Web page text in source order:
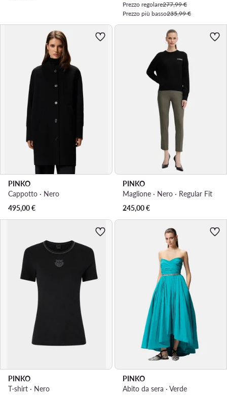
Prezzo regolare277,99 €
Prezzo più basso235,99 €
PINKO
Cappotto · Nero
495,00€
PINKO
Maglione · Nero · Regular Fit
245,00€
PINKO
T-shirt · Nero
PINKO
Abito da sera · Verde